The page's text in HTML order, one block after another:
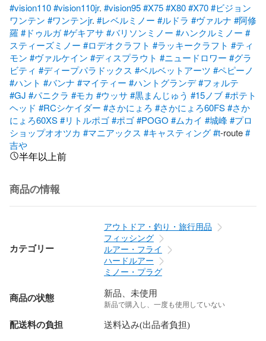
#vision110#vision110jr. #vision95#X75#X80#X70#ビジョン
ワンテン #ワンテンjr. #レベルミノー #ルドラ #ヴァルナ #阿修
羅 #ドゥルガ#ゲキアサ #バリソンミノー #ハンクルミノー #
スティーズミノー #ロデオクラフト #ラッキークラフト #ティ
モン #ヴァルケイン #ディスプラウト #ニュードロワー #グラ
ビティ #ディープパラドックス #ベルベットアーツ #ペピーノ
#ハント #バンナ #マイティー #ハントグランデ#フォルテ
#GJ #パニクラ #モカ #ウッサ #黒まんじゅう #15ノブ#ポテト
ヘッド #RCシケイダー #さかにょろ #さかにょろ60FS#さか
にょろ60XS#リトルポゴ#ポゴ#POGO #ムカイ #城峰#プロ
ショップオオツカ #マニアックス #キャスティング#t-route #
吉や
半年以上前
商品の情報
カテゴリー
アウトドア・釣り・旅行用品
フィッシング
ルアー・フライ
ハードルアー
ミノー・プラグ
商品の状態 新品、未使用
新品で購入し、一度も使用していない
配送料の負担 送料込み(出品者負担)